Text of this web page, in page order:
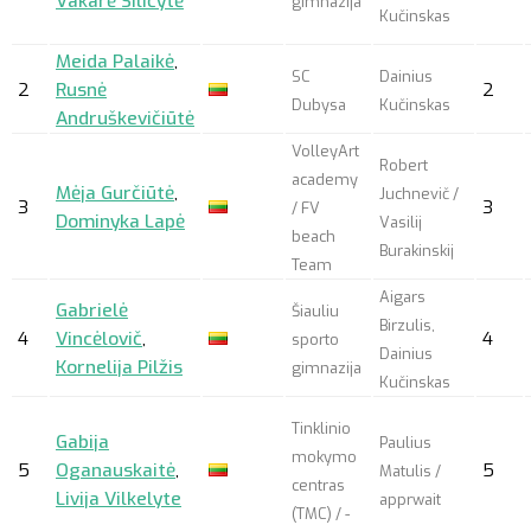
Kučinskas
2
Meida Palaikė,
Rusnė
Andruškevičiūtė
SC
Dubysa
Dainius
Kučinskas
2
3
Mėja Gurčiūtė,
Dominyka Lapė
VolleyArt
academy
/ FV
beach
Team
Robert
Juchnevič /
Vasilij
Burakinskij
3
4
Gabrielė
Vincėlovič,
Kornelija Pilžis
Šiauliu
sporto
gimnazija
Aigars
Birzulis,
Dainius
Kučinskas
4
5
Gabija
Oganauskaitė,
Livija Vilkelyte
Tinklinio
mokymo
centras
(TMC) / -
Paulius
Matulis /
apprwait
5